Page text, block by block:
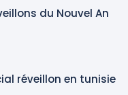
du Nouvel An
réveillon en tunisie